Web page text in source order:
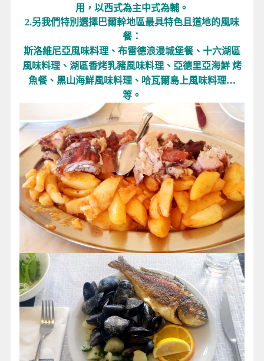
用，以西式為主中式為輔。
2.另我們特別選擇巴爾幹地區最具特色且道地的風味
餐：
斯洛維尼亞風味料理、布雷德浪漫城堡餐、十六湖區
風味料理、湖區香烤乳豬風味料理、亞德里亞海鮮 烤
魚餐、黑山海鮮風味料理、哈瓦爾島上風味料理…
等。